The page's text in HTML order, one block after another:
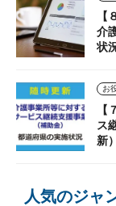
介
状
ス
新）
人気のジャ